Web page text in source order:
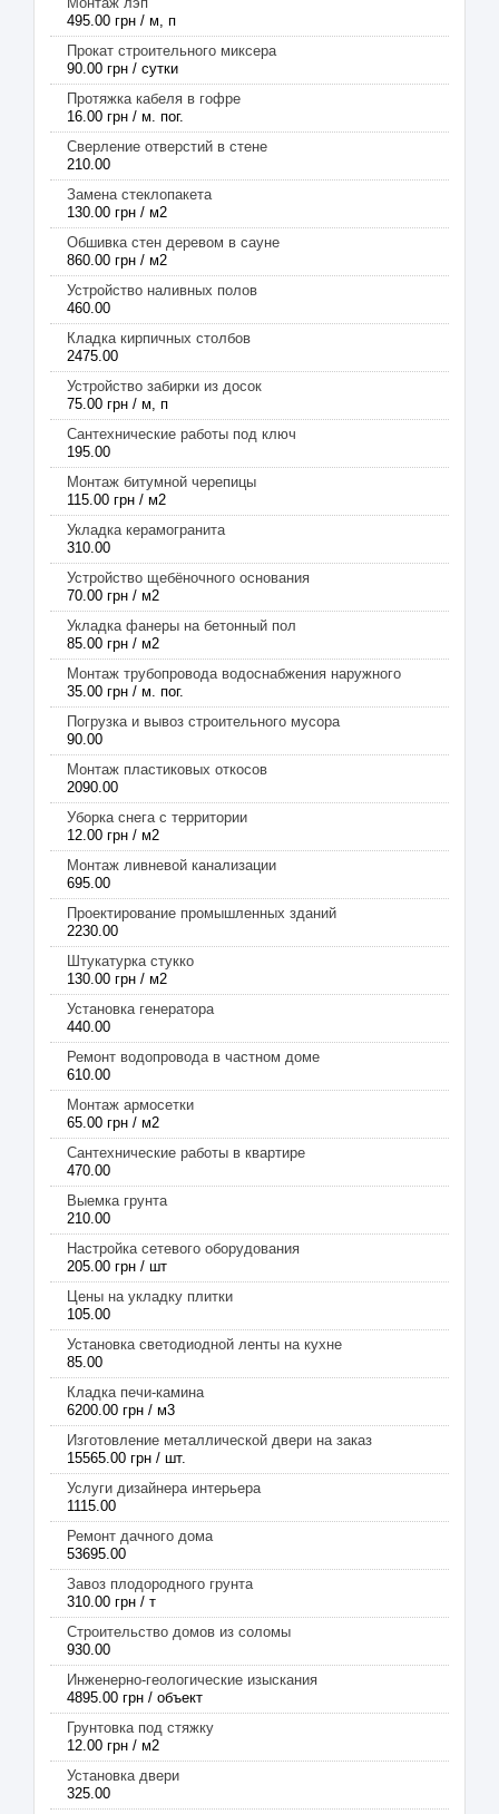
495.00 грн / м, п
Прокат строительного миксера
90.00 грн / сутки
Протяжка кабеля в гофре
16.00 грн / м. пог.
Сверление отверстий в стене
210.00
Замена стеклопакета
130.00 грн / м2
Обшивка стен деревом в сауне
860.00 грн / м2
Устройство наливных полов
460.00
Кладка кирпичных столбов
2475.00
Устройство забирки из досок
75.00 грн / м, п
Сантехнические работы под ключ
195.00
Монтаж битумной черепицы
115.00 грн / м2
Укладка керамогранита
310.00
Устройство щебёночного основания
70.00 грн / м2
Укладка фанеры на бетонный пол
85.00 грн / м2
Монтаж трубопровода водоснабжения наружного
35.00 грн / м. пог.
Погрузка и вывоз строительного мусора
90.00
Монтаж пластиковых откосов
2090.00
Уборка снега с территории
12.00 грн / м2
Монтаж ливневой канализации
695.00
Проектирование промышленных зданий
2230.00
Штукатурка стукко
130.00 грн / м2
Установка генератора
440.00
Ремонт водопровода в частном доме
610.00
Монтаж армосетки
65.00 грн / м2
Сантехнические работы в квартире
470.00
Выемка грунта
210.00
Настройка сетевого оборудования
205.00 грн / шт
Цены на укладку плитки
105.00
Установка светодиодной ленты на кухне
85.00
Кладка печи-камина
6200.00 грн / м3
Изготовление металлической двери на заказ
15565.00 грн / шт.
Услуги дизайнера интерьера
1115.00
Ремонт дачного дома
53695.00
Завоз плодородного грунта
310.00 грн / т
Строительство домов из соломы
930.00
Инженерно-геологические изыскания
4895.00 грн / объект
Грунтовка под стяжку
12.00 грн / м2
Установка двери
325.00